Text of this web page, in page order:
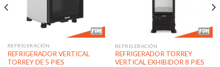
REFRIGERACIÓN
REFRIGERADOR VERTICAL
TORREY DE 5 PIES
REFRIGERACIÓN
REFRIGERADOR TORREY
VERTICAL EXHIBIDOR 8 PIES